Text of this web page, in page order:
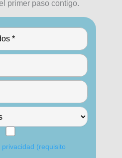
primer paso contigo.
privacidad (requisito